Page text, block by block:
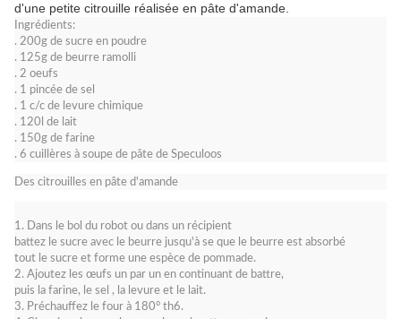
d'une petite citrouille réalisée en pâte d'amande.
Ingrédients:
. 200g de sucre en poudre
. 125g de beurre ramolli
. 2 oeufs
. 1 pincée de sel
. 1 c/c de levure chimique
. 120l de lait
. 150g de farine
. 6 cuillères à soupe de pâte de Speculoos
Des citrouilles en pâte d'amande
1. Dans le bol du robot ou dans un récipient
battez le sucre avec le beurre jusqu'à se que le beurre est absorbé
tout le sucre et forme une espèce de pommade.
2. Ajoutez les œufs un par un en continuant de battre,
puis la farine, le sel , la levure et le lait.
3. Préchauffez le four à 180° th6.